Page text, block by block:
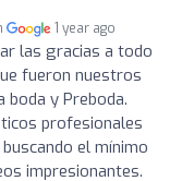
1 year ago
las gracias a todo
fueron nuestros
y Preboda.
profesionales
el mínimo
impresionantes.